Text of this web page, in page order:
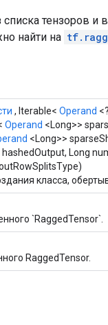
тензоров и
найти на
, Iterable< Operand
Operand <Long>>
<Long>>
Long
класса,
`RaggedTensor`.
RaggedTensor.